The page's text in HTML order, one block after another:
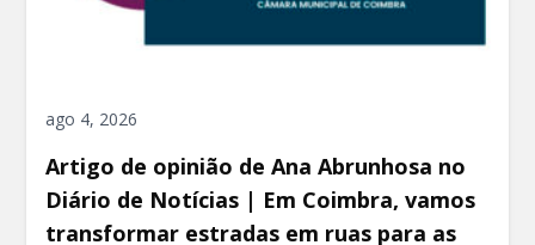
ago 4, 2026
Artigo de opinião de Ana Abrunhosa no
Diário de Notícias | Em Coimbra, vamos
transformar estradas em ruas para as